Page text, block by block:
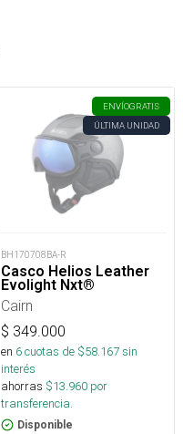
ENVÍOGRATIS
ÚLTIMA UNIDAD
BH170708BA-R
Casco Helios Leather
Evolight Nxt®
Cairn
$ 349.000
en 6cuotas de $58.167sin
interés
ahorras $13.960 por
transferencia.
Disponible